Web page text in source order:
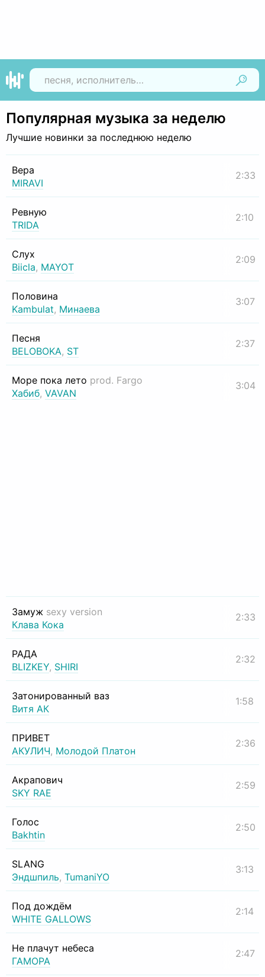
Популярная музыка за неделю
Лучшие новинки за последнюю неделю
Вера
MIRAVI
2:33
Ревную
TRIDA
2:10
Слух
Biicla, MAYOT
2:09
Половина
Kambulat, Минаева
3:07
Песня
BELOBOKA, ST
2:37
Море пока лето prod. Fargo
Хабиб, VAVAN
3:04
Замуж sexy version
Клава Кока
2:33
РАДА
BLIZKEY, SHIRI
2:32
Затонированный ваз
Витя АК
1:58
ПРИВЕТ
АКУЛИЧ, Молодой Платон
2:36
Акрапович
SKY RAE
2:59
Голос
Bakhtin
2:50
SLANG
Эндшпиль, TumaniYO
3:13
Под дождём
WHITE GALLOWS
2:14
Не плачут небеса
ГАМОРА
2:47